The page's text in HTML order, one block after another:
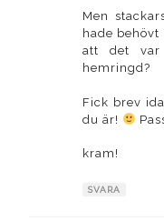
Men
hade
att det
hemringd?
Fick brev
du är!
kram!
SVARA